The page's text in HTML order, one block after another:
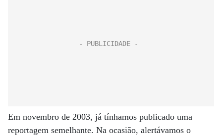
Em novembro de 2003, já tínhamos publicado uma
reportagem semelhante. Na ocasião, alertávamos o